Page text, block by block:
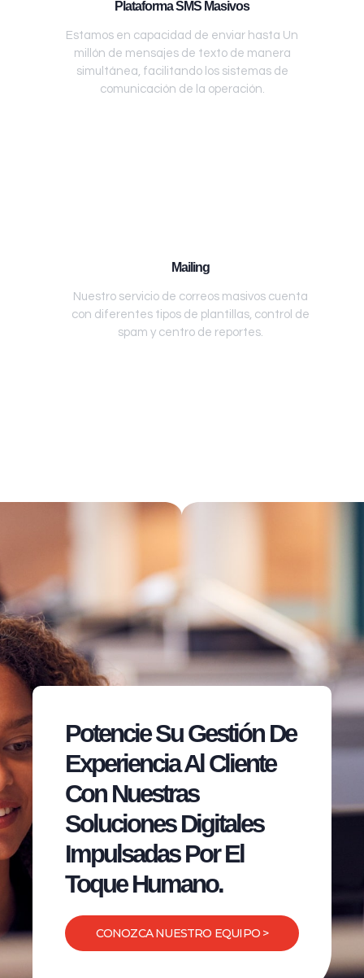
Plataforma SMS Masivos
Estamos en capacidad de enviar hasta Un
millón de mensajes de texto de manera
simultánea, facilitando los sistemas de
comunicación de la operación.
Mailing
Nuestro servicio de correos masivos cuenta
con diferentes tipos de plantillas, control de
spam y centro de reportes.
Potencie Su Gestión De
Experiencia Al Cliente
Con Nuestras
Soluciones Digitales
Impulsadas Por El
Toque Humano.
CONOZCA NUESTRO EQUIPO >